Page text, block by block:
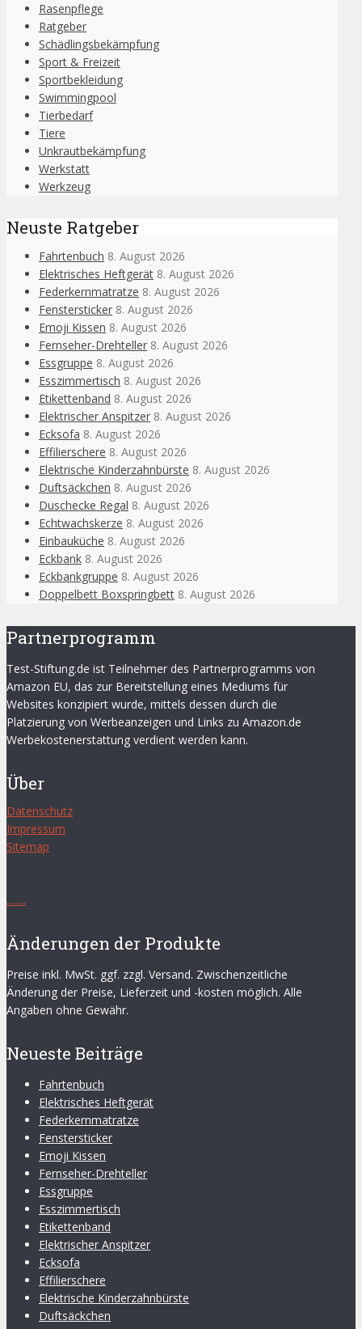
Rasenpflege
Ratgeber
Schädlingsbekämpfung
Sport & Freizeit
Sportbekleidung
Swimmingpool
Tierbedarf
Tiere
Unkrautbekämpfung
Werkstatt
Werkzeug
Neuste Ratgeber
Fahrtenbuch 8. August 2026
Elektrisches Heftgerät 8. August 2026
Federkernmatratze 8. August 2026
Fenstersticker 8. August 2026
Emoji Kissen 8. August 2026
Fernseher-Drehteller 8. August 2026
Essgruppe 8. August 2026
Esszimmertisch 8. August 2026
Etikettenband 8. August 2026
Elektrischer Anspitzer 8. August 2026
Ecksofa 8. August 2026
Effilierschere 8. August 2026
Elektrische Kinderzahnbürste 8. August 2026
Duftsäckchen 8. August 2026
Duschecke Regal 8. August 2026
Echtwachskerze 8. August 2026
Einbauküche 8. August 2026
Eckbank 8. August 2026
Eckbankgruppe 8. August 2026
Doppelbett Boxspringbett 8. August 2026
Partnerprogramm
Test-Stiftung.de ist Teilnehmer des Partnerprogramms von
Amazon EU, das zur Bereitstellung eines Mediums für
Websites konzipiert wurde, mittels dessen durch die
Platzierung von Werbeanzeigen und Links zu Amazon.de
Werbekostenerstattung verdient werden kann.
Über
Datenschutz
Impressum
Sitemap
........
Änderungen der Produkte
Preise inkl. MwSt. ggf. zzgl. Versand. Zwischenzeitliche
Änderung der Preise, Lieferzeit und -kosten möglich. Alle
Angaben ohne Gewähr.
Neueste Beiträge
Fahrtenbuch
Elektrisches Heftgerät
Federkernmatratze
Fenstersticker
Emoji Kissen
Fernseher-Drehteller
Essgruppe
Esszimmertisch
Etikettenband
Elektrischer Anspitzer
Ecksofa
Effilierschere
Elektrische Kinderzahnbürste
Duftsäckchen